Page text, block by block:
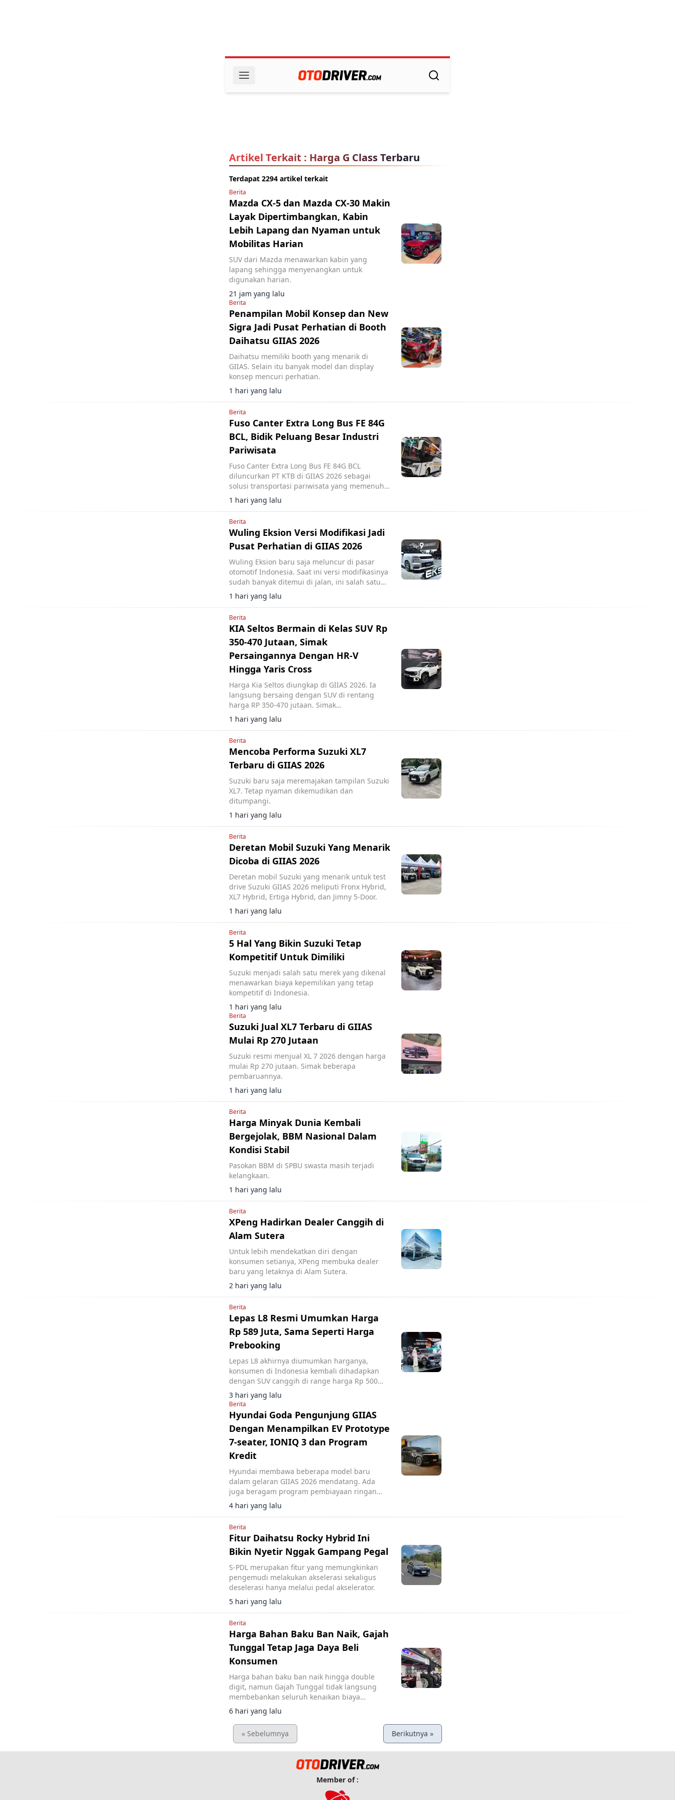
Artikel Terkait : Harga G Class Terbaru
Terdapat 2294 artikel terkait
Berita
Mazda CX-5 dan Mazda CX-30 Makin
Layak Dipertimbangkan, Kabin
Lebih Lapang dan Nyaman untuk
Mobilitas Harian
SUV dari Mazda menawarkan kabin yang
lapang sehingga menyenangkan untuk
digunakan harian.
21 jam yang lalu
Berita
Penampilan Mobil Konsep dan New
Sigra Jadi Pusat Perhatian di Booth
Daihatsu GIIAS 2026
Daihatsu memiliki booth yang menarik di
GIIAS. Selain itu banyak model dan display
konsep mencuri perhatian.
1 hari yang lalu
Berita
Fuso Canter Extra Long Bus FE 84G
BCL, Bidik Peluang Besar Industri
Pariwisata
Fuso Canter Extra Long Bus FE 84G BCL
diluncurkan PT KTB di GIIAS 2026 sebagai
solusi transportasi pariwisata yang memenuhi
standar Euro 4 dan regulasi pemerintah.
1 hari yang lalu
Berita
Wuling Eksion Versi Modifikasi Jadi
Pusat Perhatian di GIIAS 2026
Wuling Eksion baru saja meluncur di pasar
otomotif Indonesia. Saat ini versi modifikasinya
sudah banyak ditemui di jalan, ini salah satu
referensinya.
1 hari yang lalu
Berita
KIA Seltos Bermain di Kelas SUV Rp
350-470 Jutaan, Simak
Persaingannya Dengan HR-V
Hingga Yaris Cross
Harga Kia Seltos diungkap di GIIAS 2026. Ia
langsung bersaing dengan SUV di rentang
harga RP 350-470 jutaan. Simak
perbandingannya.
1 hari yang lalu
Berita
Mencoba Performa Suzuki XL7
Terbaru di GIIAS 2026
Suzuki baru saja meremajakan tampilan Suzuki
XL7. Tetap nyaman dikemudikan dan
ditumpangi.
1 hari yang lalu
Berita
Deretan Mobil Suzuki Yang Menarik
Dicoba di GIIAS 2026
Deretan mobil Suzuki yang menarik untuk test
drive Suzuki GIIAS 2026 meliputi Fronx Hybrid,
XL7 Hybrid, Ertiga Hybrid, dan Jimny 5-Door.
1 hari yang lalu
Berita
5 Hal Yang Bikin Suzuki Tetap
Kompetitif Untuk Dimiliki
Suzuki menjadi salah satu merek yang dikenal
menawarkan biaya kepemilikan yang tetap
kompetitif di Indonesia.
1 hari yang lalu
Berita
Suzuki Jual XL7 Terbaru di GIIAS
Mulai Rp 270 Jutaan
Suzuki resmi menjual XL 7 2026 dengan harga
mulai Rp 270 jutaan. Simak beberapa
pembaruannya.
1 hari yang lalu
Berita
Harga Minyak Dunia Kembali
Bergejolak, BBM Nasional Dalam
Kondisi Stabil
Pasokan BBM di SPBU swasta masih terjadi
kelangkaan.
1 hari yang lalu
Berita
XPeng Hadirkan Dealer Canggih di
Alam Sutera
Untuk lebih mendekatkan diri dengan
konsumen setianya, XPeng membuka dealer
baru yang letaknya di Alam Sutera.
2 hari yang lalu
Berita
Lepas L8 Resmi Umumkan Harga
Rp 589 Juta, Sama Seperti Harga
Prebooking
Lepas L8 akhirnya diumumkan harganya,
konsumen di Indonesia kembali dihadapkan
dengan SUV canggih di range harga Rp 500
jutaan.
3 hari yang lalu
Berita
Hyundai Goda Pengunjung GIIAS
Dengan Menampilkan EV Prototype
7-seater, IONIQ 3 dan Program
Kredit
Hyundai membawa beberapa model baru
dalam gelaran GIIAS 2026 mendatang. Ada
juga beragam program pembiayaan ringan
yang mereka rilis.
4 hari yang lalu
Berita
Fitur Daihatsu Rocky Hybrid Ini
Bikin Nyetir Nggak Gampang Pegal
S-PDL merupakan fitur yang memungkinkan
pengemudi melakukan akselerasi sekaligus
deselerasi hanya melalui pedal akselerator.
5 hari yang lalu
Berita
Harga Bahan Baku Ban Naik, Gajah
Tunggal Tetap Jaga Daya Beli
Konsumen
Harga bahan baku ban naik hingga double
digit, namun Gajah Tunggal tidak langsung
membebankan seluruh kenaikan biaya
produksi kepada konsumen.
6 hari yang lalu
« Sebelumnya Berikutnya »
Member of :